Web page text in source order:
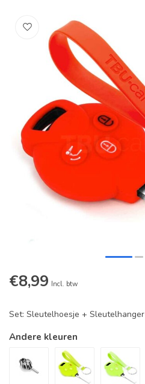
€8,99 Incl. btw
Set: Sleutelhoesje + Sleutelhanger
Andere kleuren